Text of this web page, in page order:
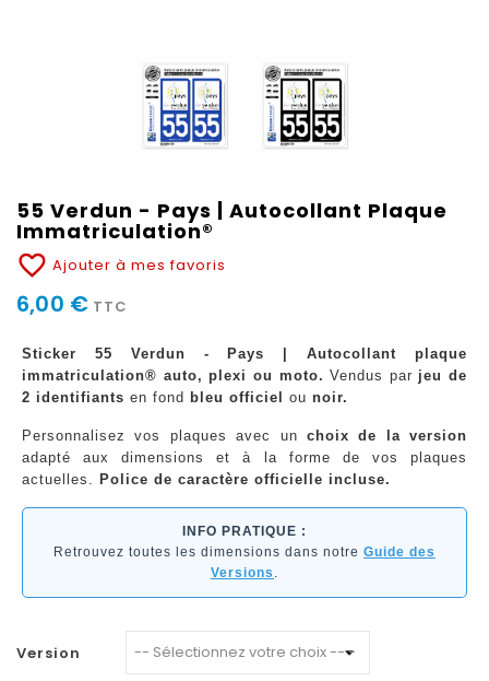
55 Verdun - Pays | Autocollant Plaque
Immatriculation®
favorite_border Ajouter à mes favoris
6,00 € TTC
Sticker 55 Verdun - Pays | Autocollant plaque
immatriculation® auto, plexi ou moto. Vendus par jeu de
2 identifiants en fond bleu officiel ou noir.
Personnalisez vos plaques avec un choix de la version
adapté aux dimensions et à la forme de vos plaques
actuelles. Police de caractère officielle incluse.
INFO PRATIQUE :
Retrouvez toutes les dimensions dans notre Guide des
Versions .
Version